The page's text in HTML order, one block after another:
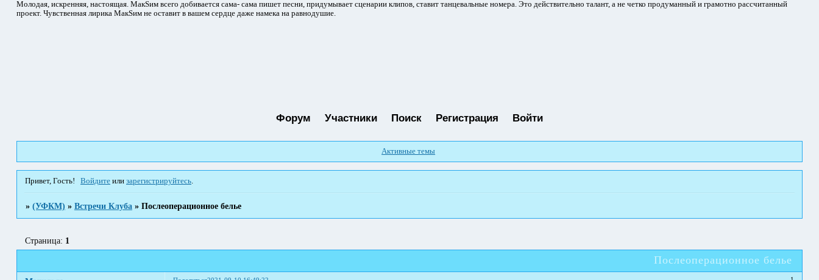
Молодая, искренняя, настоящая. МакSим всего добивается сама- сама пишет песни, придумывает сценарии клипов, ставит танцевальные номера. Это действительно талант, а не четко продуманный и грамотно рассчитанный
проект. Чувственная лирика МакSим не оставит в вашем сердце даже намека на равнодушие.
Форум Участники Поиск Регистрация Войти
Активные темы
Привет, Гость! Войдите или зарегистрируйтесь
» (УФКМ) » Встречи Клуба » Послеоперационное белье
Послеоперационное белье
Страница: 1